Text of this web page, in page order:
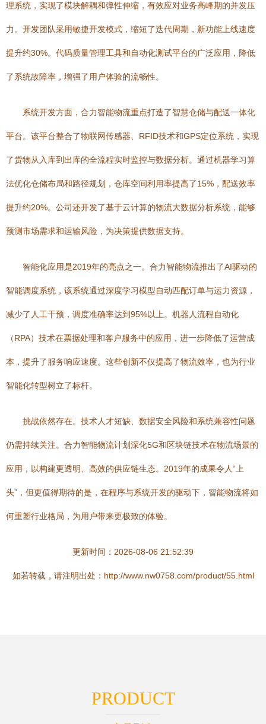
理系统，实现了模块解耦和弹性伸缩，有效应对业务高峰期的并发压
力。开发团队采用敏捷开发模式，缩短了迭代周期，新功能上线速度
提升约30%。代码质量管理工具和自动化测试平台的广泛应用，降低
了系统故障率，增强了用户体验的流畅性。
系统开发方面，合力智能物流重点打造了智慧仓储与配送一体化
平台。该平台整合了物联网传感器、RFID技术和GPS定位系统，实现
了货物从入库到出库的全流程实时监控与数据分析。通过机器学习算
法优化仓储布局和路径规划，仓库空间利用率提高了15%，配送效率
提升约20%。公司还开发了基于云计算的物流大数据分析系统，能够
预测市场需求和运输风险，为决策提供数据支持。
智能化应用是2019年的亮点之一。合力智能物流推出了AI驱动的
智能调度系统，该系统通过深度学习模型自动匹配订单与运力资源，
减少了人工干预，调度准确率达到95%以上。机器人流程自动化
（RPA）技术在票据处理和客户服务中的应用，进一步降低了运营成
本，提升了服务响应速度。这些创新不仅提高了物流效率，也为行业
智能化转型树立了标杆。
挑战依然存在。技术人才短缺、数据安全风险和系统兼容性问题
仍需持续关注。合力智能物流计划深化5G和区块链技术在物流场景的
应用，以构建更透明、高效的供应链生态。2019年的成果令人“上
头”，但更值得期待的是，在程序与系统开发的驱动下，智能物流将如
何重塑行业格局，为用户带来更极致的体验。
更新时间：2026-08-06 21:52:39
如若转载，请注明出处：http://www.nw0758.com/product/55.html
PRODUCT